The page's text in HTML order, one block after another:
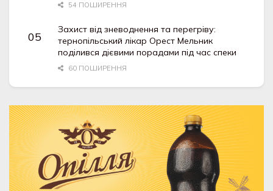
54 ПОШИРЕННЯ
Захист від зневоднення та перегріву:
тернопільський лікар Орест Мельник
поділився дієвими порадами під час спеки
60 ПОШИРЕННЯ